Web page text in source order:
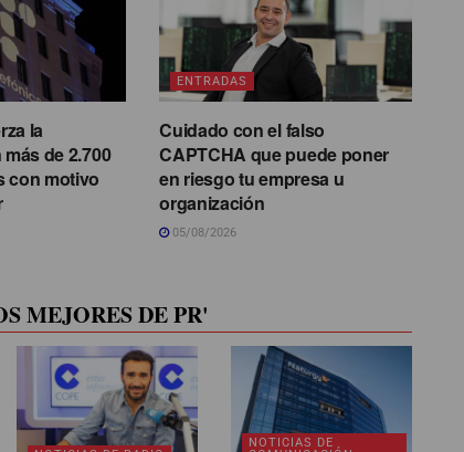
la
de 2.700
con motivo
ENTRADAS
Cuidado con el falso
CAPTCHA que puede poner
en riesgo tu empresa u
organización
05/08/2026
MEJORES DE PR'
NOTICIAS DE